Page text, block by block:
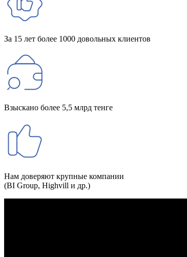
За 15 лет более 1000 довольных клиентов
Взыскано более 5,5 млрд тенге
Нам доверяют крупные компании
(BI Group, Highvill и др.)